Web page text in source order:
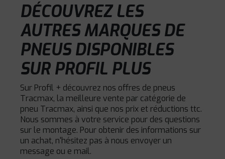
DÉCOUVREZ LES
AUTRES MARQUES DE
PNEUS DISPONIBLES
SUR PROFIL PLUS
Sur Profil + découvrez nos offres de pneus
Tracmax, la meilleure vente par catégorie de
pneu Tracmax, ainsi que nos prix et réductions ttc.
Nous sommes à votre service pour des questions
sur le montage. Pour obtenir des informations sur
un achat, n'hésitez pas à nous envoyer un
message ou e mail.